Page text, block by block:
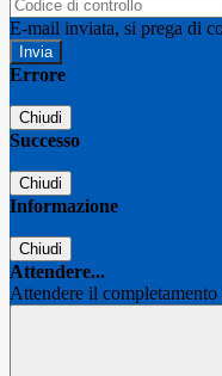
E-mail inviata, si prega di
Errore
Chiudi
Successo
Chiudi
Informazione
Chiudi
Attendere...
Attendere il